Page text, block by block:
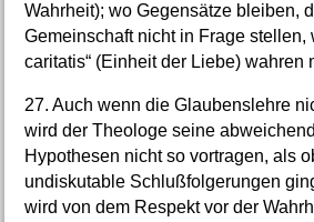
Wahrheit); wo Gegensätze bleiben,
Gemeinschaft nicht in Frage stellen,
caritatis“ (Einheit der Liebe) wahren
27. Auch wenn die Glaubenslehre
wird der Theologe seine
Hypothesen nicht so vortragen, als
undiskutable Schlußfolgerungen
wird von dem Respekt vor der